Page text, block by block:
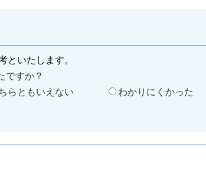
といたします。
ですか？
らともいえない わかりにくかった